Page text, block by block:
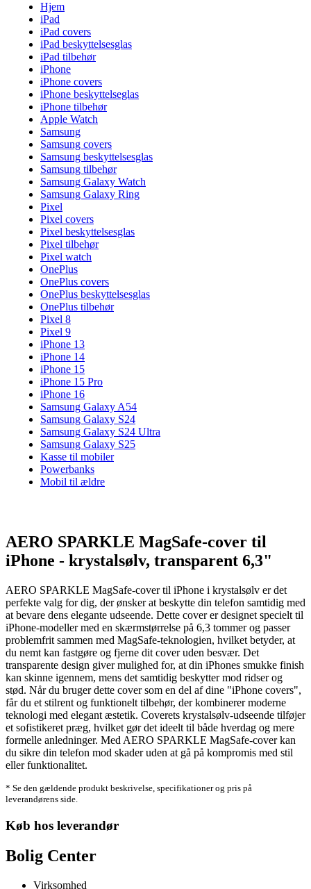
Hjem
iPad
iPad covers
iPad beskyttelsesglas
iPad tilbehør
iPhone
iPhone covers
iPhone beskyttelseglas
iPhone tilbehør
Apple Watch
Samsung
Samsung covers
Samsung beskyttelsesglas
Samsung tilbehør
Samsung Galaxy Watch
Samsung Galaxy Ring
Pixel
Pixel covers
Pixel beskyttelsesglas
Pixel tilbehør
Pixel watch
OnePlus
OnePlus covers
OnePlus beskyttelsesglas
OnePlus tilbehør
Pixel 8
Pixel 9
iPhone 13
iPhone 14
iPhone 15
iPhone 15 Pro
iPhone 16
Samsung Galaxy A54
Samsung Galaxy S24
Samsung Galaxy S24 Ultra
Samsung Galaxy S25
Kasse til mobiler
Powerbanks
Mobil til ældre
AERO SPARKLE MagSafe-cover til
iPhone - krystalsølv, transparent 6,3"
AERO SPARKLE MagSafe-cover til iPhone i krystalsølv er det
perfekte valg for dig, der ønsker at beskytte din telefon samtidig med
at bevare dens elegante udseende. Dette cover er designet specielt til
iPhone-modeller med en skærmstørrelse på 6,3 tommer og passer
problemfrit sammen med MagSafe-teknologien, hvilket betyder, at
du nemt kan fastgøre og fjerne dit cover uden besvær. Det
transparente design giver mulighed for, at din iPhones smukke finish
kan skinne igennem, mens det samtidig beskytter mod ridser og
stød. Når du bruger dette cover som en del af dine "iPhone covers",
får du et stilrent og funktionelt tilbehør, der kombinerer moderne
teknologi med elegant æstetik. Coverets krystalsølv-udseende tilføjer
et sofistikeret præg, hvilket gør det ideelt til både hverdag og mere
formelle anledninger. Med AERO SPARKLE MagSafe-cover kan
du sikre din telefon mod skader uden at gå på kompromis med stil
eller funktionalitet.
* Se den gældende produkt beskrivelse, specifikationer og pris på
leverandørens side.
Køb hos leverandør
Bolig Center
Virksomhed